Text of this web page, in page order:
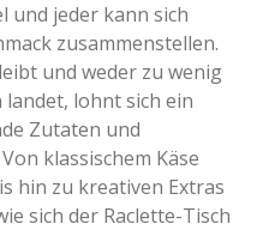
und jeder kann sich
zusammenstellen.
und weder zu wenig
landet, lohnt sich ein
Zutaten und
klassischem Käse
hin zu kreativen Extras
sich der Raclette-Tisch